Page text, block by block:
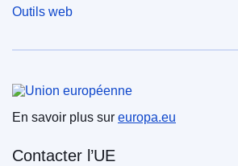
Outils web
Union européenne
En savoir plus sur europa.eu
Contacter l’UE